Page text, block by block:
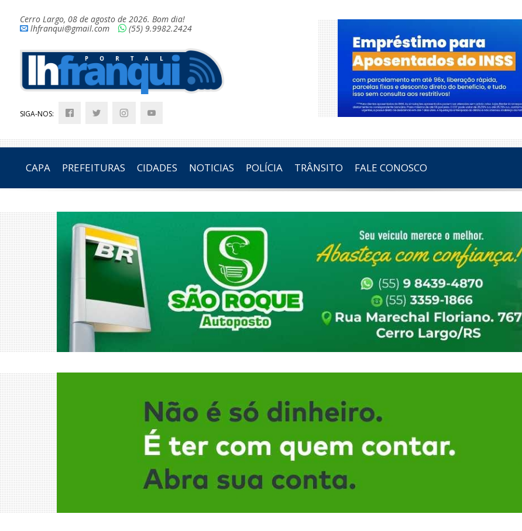
Cerro Largo, 08 de agosto de 2026. Bom dia!
lhfranqui@gmail.com
(55) 9.9982.2424
SIGA-NOS:
CAPA PREFEITURAS CIDADES NOTICIAS POLÍCIA TRÂNSITO FALE CONOSCO